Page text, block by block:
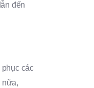
đến
các
nữa,